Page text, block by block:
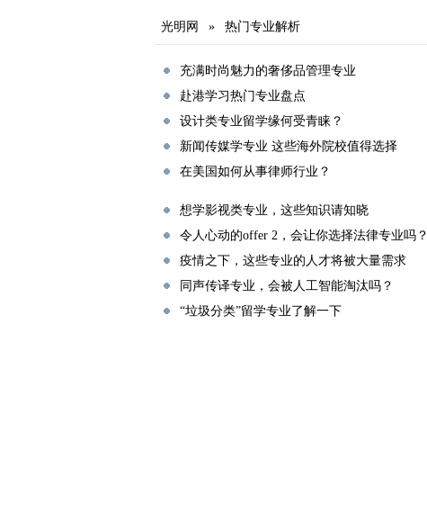
光明网 » 热门专业解析
充满时尚魅力的奢侈品管理专业
赴港学习热门专业盘点
设计类专业留学缘何受青睐？
新闻传媒学专业 这些海外院校值得选择
在美国如何从事律师行业？
想学影视类专业，这些知识请知晓
令人心动的offer 2，会让你选择法律专业吗？
疫情之下，这些专业的人才将被大量需求
同声传译专业，会被人工智能淘汰吗？
“垃圾分类”留学专业了解一下